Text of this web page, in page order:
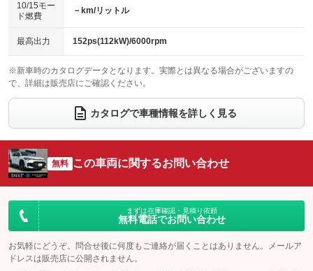
ベンチシート
：装備なし
チップアップシート
：装備なし
：装備なし ：装備あり
ウォークスルー
：装備なし
電動リアゲート フロントカメラ
：装備あり
：装備なし ：装備あり
サイドカメラ
：装備あり ルーフレール
：装備あり
：装備なし
：装備なし
10/15モー
ド燃費
－km/リットル
最高出力 152ps(112kW)/6000rpm
※新車時のカタログデータとなります。実際とは異なる場合がございますの
で、詳細は販売店にご確認ください。
カタログで車種情報を詳しく見る
無料 この車両に関するお問い合わせ
まずは在庫確認・見積り依頼
無料電話でお問い合わせ
お気軽にどうぞ。問合せ後に何度もご連絡が届くことはありません。メールア
ドレスは販売店に公開されません。